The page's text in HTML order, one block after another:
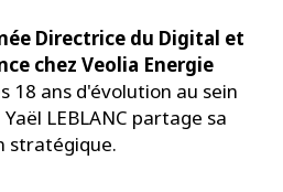
Directrice du Digital et
chez Veolia Energie
18 ans d'évolution au sein
LEBLANC partage sa
stratégique.